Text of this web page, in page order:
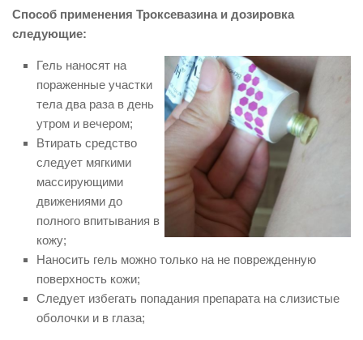
Способ применения Троксевазина и дозировка
следующие:
Гель наносят на
пораженные участки
тела два раза в день
утром и вечером;
Втирать средство
следует мягкими
массирующими
движениями до
полного впитывания в
кожу;
Наносить гель можно только на не поврежденную
поверхность кожи;
Следует избегать попадания препарата на слизистые
оболочки и в глаза;